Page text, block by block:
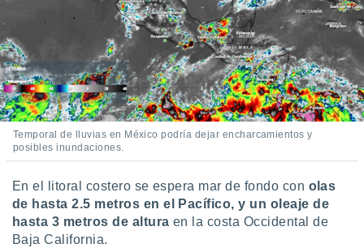
Temporal de lluvias en México podría dejar encharcamientos y
posibles inundaciones.
En el litoral costero se espera mar de fondo con olas
de hasta 2.5 metros en el Pacífico, y un oleaje de
hasta 3 metros de altura en la costa Occidental de
Baja California.